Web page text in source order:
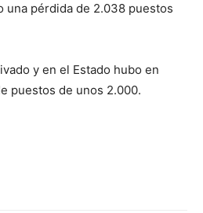
una pérdida de 2.038 puestos
y en el Estado hubo en
puestos de unos 2.000.